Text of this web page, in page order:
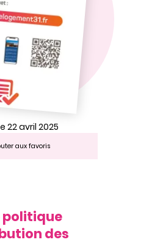
22 avril 2025
aux favoris
politique
des